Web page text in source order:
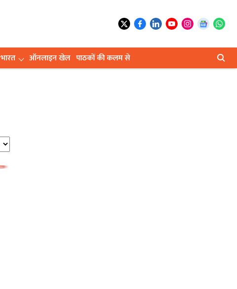
भारत ऑनलाइन खेल पाठकों की कलम से